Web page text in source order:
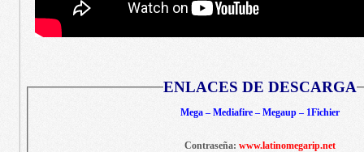
ENLACES DE DESCARGA
Mega – Mediafire – Megaup – 1Fichier
Contraseña: www.latinomegarip.net